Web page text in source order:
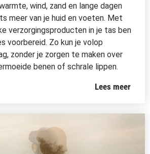
wind, zand en lange dagen
meer van je huid en voeten. Met
verzorgingsproducten in je tas ben
voorbereid. Zo kun je volop
zonder je zorgen te maken over
benen of schrale lippen.
Lees meer